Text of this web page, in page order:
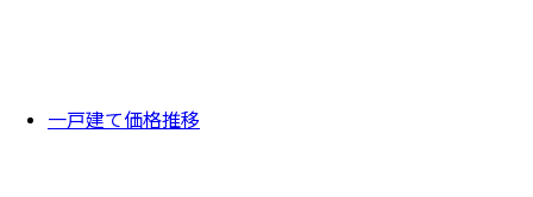
一戸建て価格推移